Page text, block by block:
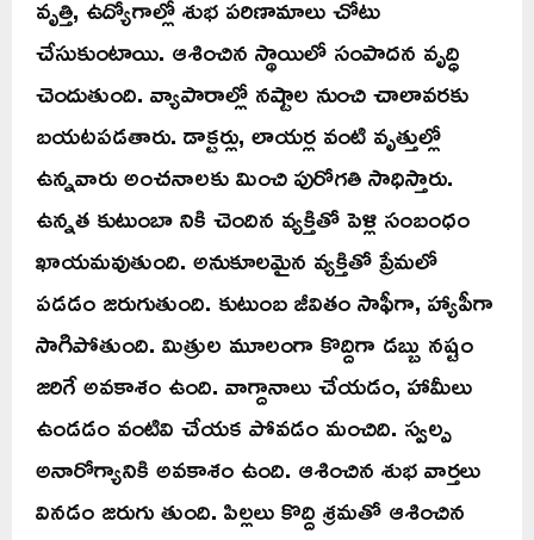
చేసుకుంటాయి. ఆశించిన స్థాయిలో సంపాదన వృద్ధి
చెందుతుంది. వ్యాపారాల్లో నష్టాల నుంచి చాలావరకు
బయటపడతారు. డాక్టర్లు, లాయర్ల వంటి వృత్తుల్లో
ఉన్నవారు అంచనాలకు మించి పురోగతి సాధిస్తారు.
ఉన్నత కుటుంబా నికి చెందిన వ్యక్తితో పెళ్లి సంబంధం
ఖాయమవుతుంది. అనుకూలమైన వ్యక్తితో ప్రేమలో
పడడం జరుగుతుంది. కుటుంబ జీవితం సాఫీగా, హ్యాపీగా
సాగిపోతుంది. మిత్రుల మూలంగా కొద్దిగా డబ్బు నష్టం
జరిగే అవకాశం ఉంది. వాగ్దానాలు చేయడం, హామీలు
ఉండడం వంటివి చేయక పోవడం మంచిది. స్వల్ప
అనారోగ్యానికి అవకాశం ఉంది. ఆశించిన శుభ వార్తలు
వినడం జరుగు తుంది. పిల్లలు కొద్ది శ్రమతో ఆశించిన